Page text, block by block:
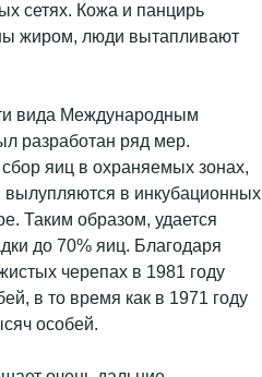
сетях. Кожа и панцирь
жиром, люди вытапливают
вида Международным
разработан ряд мер.
яиц в охраняемых зонах,
вылупляются в инкубационных
Таким образом, удается
до 70% яиц. Благодаря
черепах в 1981 году
в то время как в 1971 году
особей.